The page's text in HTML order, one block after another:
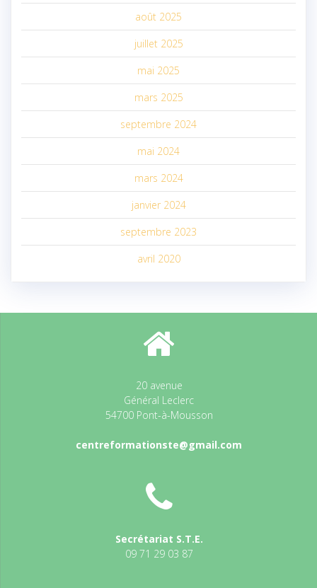
août 2025
juillet 2025
mai 2025
mars 2025
septembre 2024
mai 2024
mars 2024
janvier 2024
septembre 2023
avril 2020
20 avenue
Général Leclerc
54700 Pont-à-Mousson
centreformationste@gmail.com
Secrétariat S.T.E.
09 71 29 03 87